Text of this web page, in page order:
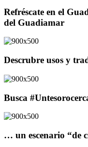
Refréscate en el
del Guadiamar
Descrubre usos y
Busca
… un escenario “de